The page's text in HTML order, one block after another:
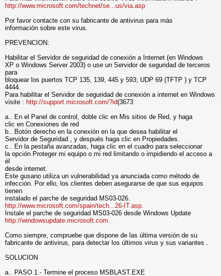
http://www.microsoft.com/technet/se...us/via.asp
Por favor contacte con su fabricante de antivirus para más
información sobre este virus.
PREVENCION:
Habilitar el Servidor de seguridad de conexión a Internet (en Windows
XP o Windows Server 2003) o use un Servidor de seguridad de terceros
para
bloquear los puertos TCP 135, 139, 445 y 593; UDP 69 (TFTP ) y TCP
4444.
Para habilitar el Servidor de seguridad de conexión a internet en Windows
visite : http://support.microsoft.com/?id(3673
a.. En el Panel de control, doble clic en Mis sitios de Red, y haga
clic en Conexiones de red
b.. Botón derecho en la conexión en la que desea habilitar el
Servidor de Seguridad , y después haga clic en Propiedades.
c.. En la pestaña avanzadas, haga clic en el cuadro para seleccionar
la opción Proteger mi equipo o mi red limitando o impidiendo el acceso a
él
desde internet.
Este gusano utiliza un vulnerabilidad ya anunciada como método de
infección. Por ello, los clientes deben asegurarse de que sus equipos
tienen
instalado el parche de seguridad MS03-026.
http://www.microsoft.com/spain/tech...26-IT.asp.
Instale el parche de seguridad MS03-026 desde Windows Update
http://windowsupdate.microsoft.com.
Como siempre, compruebe que dispone de las última versión de su
fabricante de antivirus, para detectar los últimos virus y sus variantes .
SOLUCION
a.. PASO 1.- Termine el proceso MSBLAST.EXE